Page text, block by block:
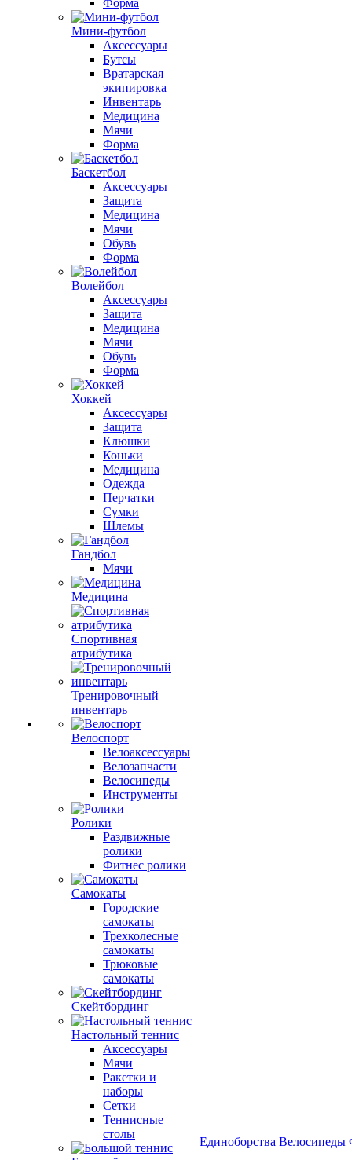
Форма
Мини-футбол
Аксессуары
Бутсы
Вратарская
экипировка
Инвентарь
Медицина
Мячи
Форма
Баскетбол
Аксессуары
Защита
Медицина
Мячи
Обувь
Форма
Волейбол
Аксессуары
Защита
Медицина
Мячи
Обувь
Форма
Хоккей
Аксессуары
Защита
Клюшки
Коньки
Медицина
Одежда
Перчатки
Сумки
Шлемы
Гандбол
Мячи
Медицина
Спортивная
атрибутика
Тренировочный
инвентарь
Велоспорт
Велоаксессуары
Велозапчасти
Велосипеды
Инструменты
Ролики
Раздвижные
ролики
Фитнес ролики
Самокаты
Городские
самокаты
Трехколесные
самокаты
Трюковые
самокаты
Скейтбординг
Настольный теннис
Аксессуары
Мячи
Ракетки и
наборы
Сетки
Теннисные
столы
Единоборства Велосипеды